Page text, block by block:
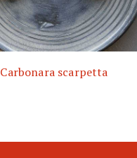
Carbonara scarpetta